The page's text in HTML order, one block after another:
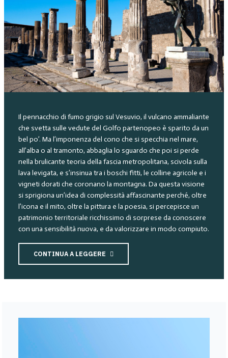
Il pennacchio di fumo grigio sul Vesuvio, il vulcano ammaliante
che svetta sulle vedute del Golfo partenopeo è sparito da un
bel po’. Ma l’imponenza del cono che si specchia nel mare,
all’alba o al tramonto, abbaglia lo sguardo che poi si perde
nella brulicante teoria della fascia metropolitana, scivola sulla
lava levigata, e s’insinua tra i boschi fitti, le colline agricole e i
vigneti dorati che coronano la montagna. Da questa visione
si sprigiona un’idea di complessità affascinante perché, oltre
l’icona e il mito, oltre la pittura e la poesia, si percepisce un
patrimonio territoriale ricchissimo di sorprese da conoscere
con una sensibilità nuova, e da valorizzare in modo compiuto.
CONTINUA A LEGGERE